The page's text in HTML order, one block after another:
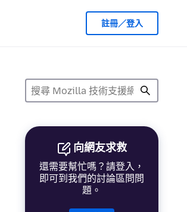
註冊／登入
向網友求救
還需要幫忙嗎？請登入，
即可到我們的討論區問問
題。